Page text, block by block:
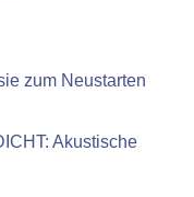
zum Neustarten
Akustische